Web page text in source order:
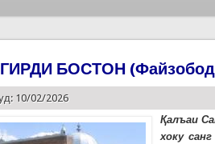
БОСТОН
10/02/2026
Қалъаи
хоку